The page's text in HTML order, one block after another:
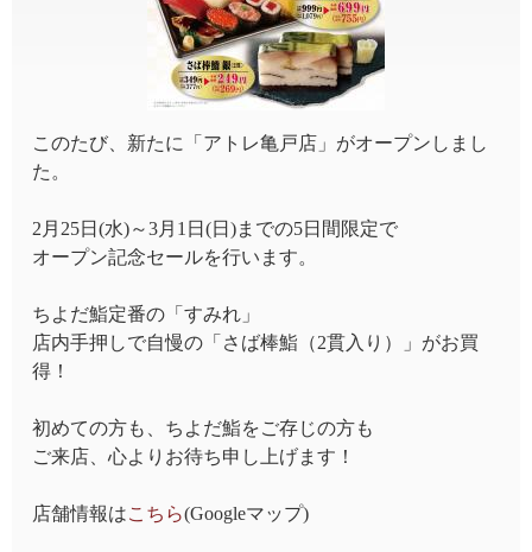
このたび、新たに「アトレ亀戸店」がオープンしまし
た。
2月25日(水)～3月1日(日)までの5日間限定で
オープン記念セールを行います。
ちよだ鮨定番の「すみれ」
店内手押しで自慢の「さば棒鮨（2貫入り）」がお買
得！
初めての方も、ちよだ鮨をご存じの方も
ご来店、心よりお待ち申し上げます！
店舗情報はこちら(Googleマップ)